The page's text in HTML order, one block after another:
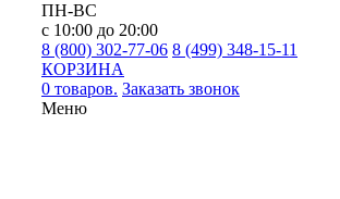
ПН-ВС
с 10:00 до 20:00
8 (800) 302-77-06 8 (499) 348-15-11
КОРЗИНА
0 товаров. Заказать звонок
Меню